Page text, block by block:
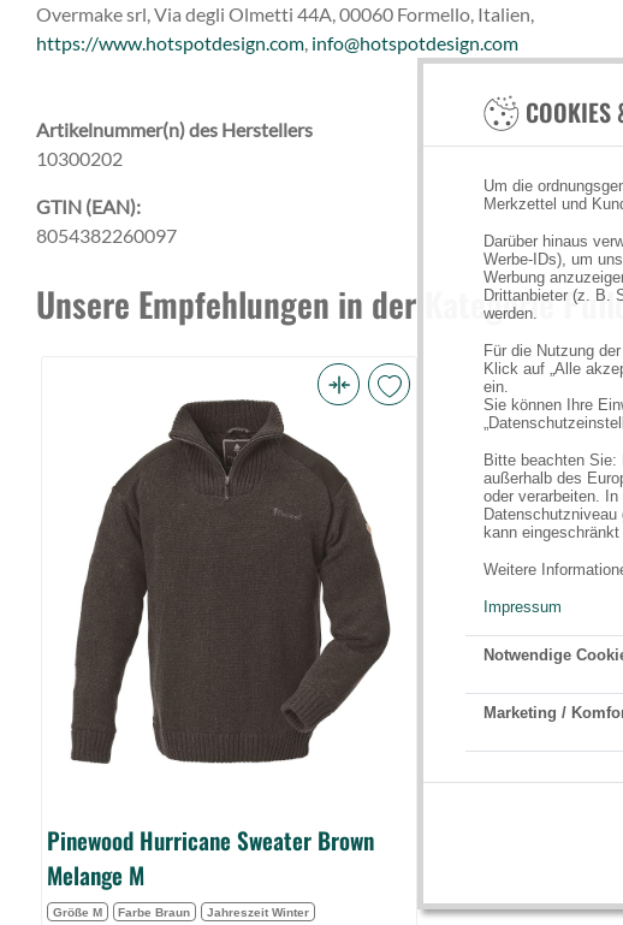
COOKIES
Um die
Merkzettel und
Darüber hinaus
Werbe-IDs), um
Werbung
Drittanbieter (z. B.
werden.
Für die Nutzung
Klick auf „Alle
ein.
Sie können Ihre
Bitte beachten Sie:
außerhalb des
oder verarbeiten.
kann
Weitere
Impressum
Notwendige
Marketing /
Overmake srl, Via degli Olmetti 44A, 00060 Formello, Italien,
https://www.hotspotdesign.com info@hotspotdesign.com
Artikelnummer(n) des Herstellers
10300202
GTIN (EAN):
8054382260097
Unsere Empfehlungen in der Kategorie
Melange
(Bild
Pinewood Hurricane Sweater Brown
Melange M
Größe M Farbe Braun Jahreszeit Winter